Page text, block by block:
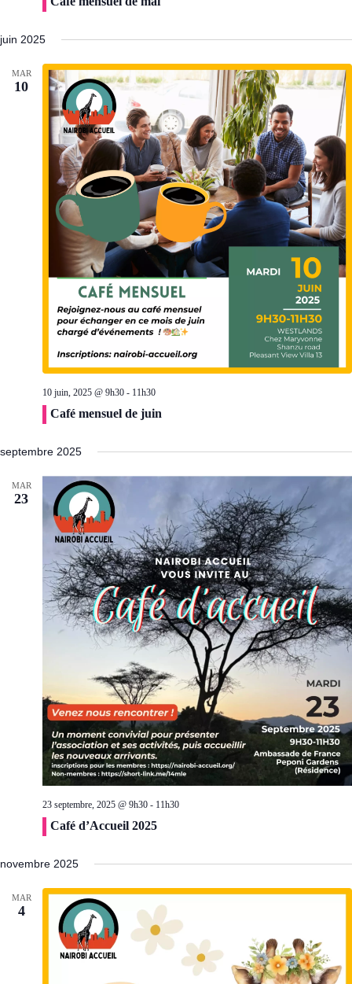
juin 2025
MAR
10
10 juin, 2025 @ 9h30 - 11h30
Café mensuel de juin
septembre 2025
MAR
23
23 septembre, 2025 @ 9h30 - 11h30
Café d’Accueil 2025
novembre 2025
MAR
4